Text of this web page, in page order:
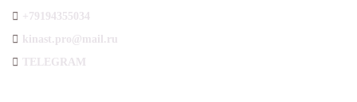
+79194355034
kinast.pro@mail.ru
TELEGRAM